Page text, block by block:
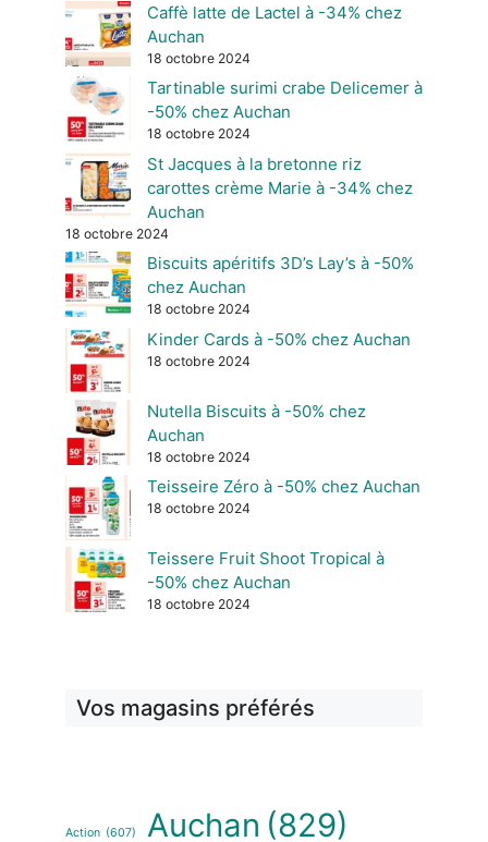
Caffè latte de Lactel à -34% chez
Auchan
18 octobre 2024
Tartinable surimi crabe Delicemer à
-50% chez Auchan
18 octobre 2024
St Jacques à la bretonne riz
carottes crème Marie à -34% chez
Auchan
18 octobre 2024
Biscuits apéritifs 3D’s Lay’s à -50%
chez Auchan
18 octobre 2024
Kinder Cards à -50% chez Auchan
18 octobre 2024
Nutella Biscuits à -50% chez
Auchan
18 octobre 2024
Teisseire Zéro à -50% chez Auchan
18 octobre 2024
Teissere Fruit Shoot Tropical à
-50% chez Auchan
18 octobre 2024
Vos magasins préférés
Action (607) Auchan (829)